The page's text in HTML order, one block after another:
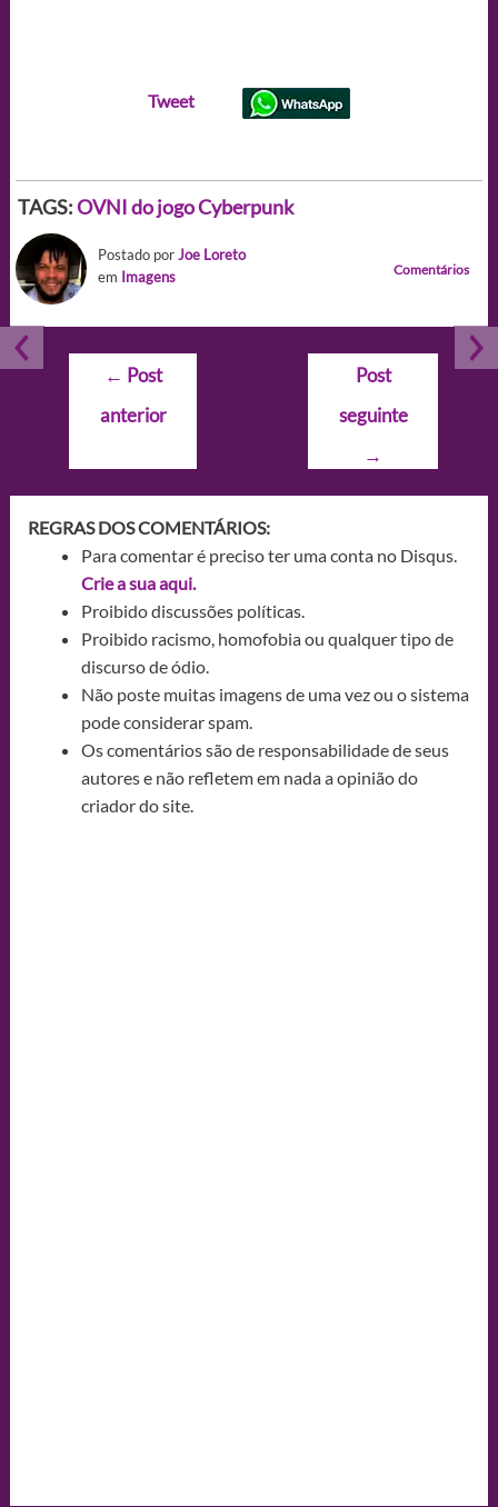
Tweet
TAGS:OVNI do jogo Cyberpunk
Postado porJoe Loreto
em Imagens Comentários
Navegação
Post
← Post
anterior
Post
seguinte
→
REGRAS DOS COMENTÁRIOS:
Para comentar é preciso ter uma conta no Disqus.
Crie a sua aqui.
Proibido discussões políticas.
Proibido racismo, homofobia ou qualquer tipo de
discurso de ódio.
Não poste muitas imagens de uma vez ou o sistema
pode considerar spam.
Os comentários são de responsabilidade de seus
autores e não refletem em nada a opinião do
criador do site.